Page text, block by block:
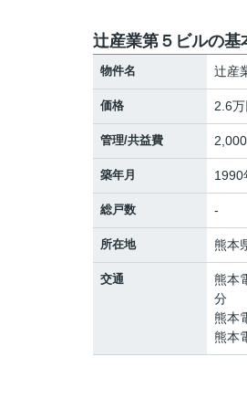
辻産業第５ビルの基
物件名 辻産
価格 2.6万
管理/共益費
築年月 1990
総戸数 -
所在地 熊本
交通 熊本
分
熊本
熊本